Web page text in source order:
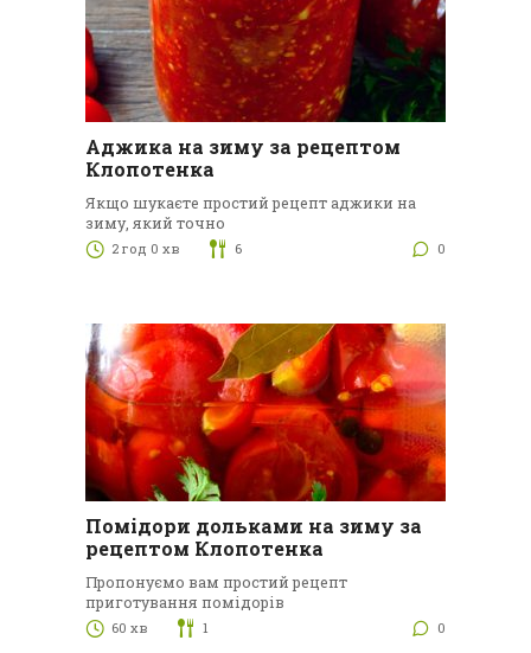
Аджика на зиму за рецептом
Клопотенка
Якщо шукаєте простий рецепт аджики на
зиму, який точно
2 год 0 хв 6 0
Помідори дольками на зиму за
рецептом Клопотенка
Пропонуємо вам простий рецепт
приготування помідорів
60 хв 1 0